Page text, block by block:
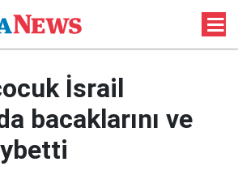
İsrail
bacaklarını ve